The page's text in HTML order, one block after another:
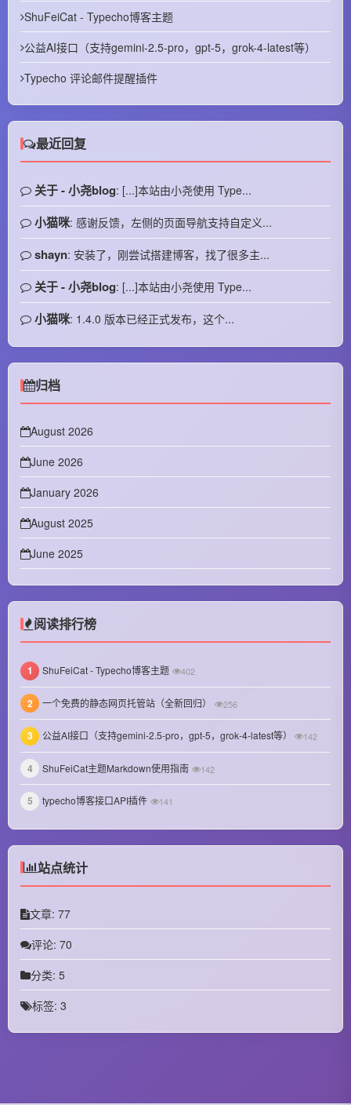
ShuFeiCat - Typecho博客主题
公益AI接口（支持gemini-2.5-pro，gpt-5，grok-4-latest等）
Typecho 评论邮件提醒插件
最近回复
关于 - 小尧blog: [...]本站由小尧使用 Type...
小猫咪: 感谢反馈，左侧的页面导航支持自定义...
shayn: 安装了，刚尝试搭建博客，找了很多主...
关于 - 小尧blog: [...]本站由小尧使用 Type...
小猫咪: 1.4.0 版本已经正式发布，这个...
归档
August 2026
June 2026
January 2026
August 2025
June 2025
April 2025
February 2025
January 2025
December 2024
November 2024
October 2024
September 2024
August 2024
July 2024
June 2024
May 2024
April 2024
March 2024
October 2023
September 2023
阅读排行榜
1 ShuFeiCat - Typecho博客主题 402
2 一个免费的静态网页托管站（全新回归） 256
3 公益AI接口（支持gemini-2.5-pro，gpt-5，grok-4-latest等） 142
4 ShuFeiCat主题Markdown使用指南 142
5 typecho博客接口API插件 141
站点统计
文章: 77
评论: 70
分类: 5
标签: 3